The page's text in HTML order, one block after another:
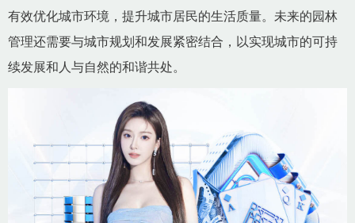
有效优化城市环境，提升城市居民的生活质量。未来的园林
管理还需要与城市规划和发展紧密结合，以实现城市的可持
续发展和人与自然的和谐共处。